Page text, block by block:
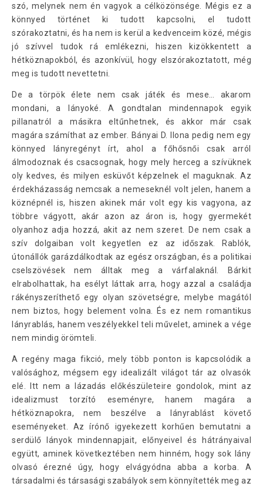
szó, melynek nem én vagyok a célközönsége. Mégis ez a
könnyed történet ki tudott kapcsolni, el tudott
szórakoztatni, és ha nem is kerül a kedvenceim közé, mégis
jó szívvel tudok rá emlékezni, hiszen kizökkentett a
hétköznapokból, és azonkívül, hogy elszórakoztatott, még
meg is tudott nevettetni.
De a törpök élete nem csak játék és mese… akarom
mondani, a lányoké. A gondtalan mindennapok egyik
pillanatról a másikra eltűnhetnek, és akkor már csak
magára számíthat az ember. Bányai D. Ilona pedig nem egy
könnyed lányregényt írt, ahol a főhősnői csak arról
álmodoznak és csacsognak, hogy mely herceg a szívüknek
oly kedves, és milyen esküvőt képzelnek el maguknak. Az
érdekházasság nemcsak a nemeseknél volt jelen, hanem a
köznépnél is, hiszen akinek már volt egy kis vagyona, az
többre vágyott, akár azon az áron is, hogy gyermekét
olyanhoz adja hozzá, akit az nem szeret. De nem csak a
szív dolgaiban volt kegyetlen ez az időszak. Rablók,
útonállók garázdálkodtak az egész országban, és a politikai
cselszövések nem álltak meg a várfalaknál. Bárkit
elrabolhattak, ha esélyt láttak arra, hogy azzal a családja
rákényszeríthető egy olyan szövetségre, melybe magától
nem biztos, hogy belement volna. És ez nem romantikus
lányrablás, hanem veszélyekkel teli művelet, aminek a vége
nem mindig örömteli.
A regény maga fikció, mely több ponton is kapcsolódik a
valósághoz, mégsem egy idealizált világot tár az olvasók
elé. Itt nem a lázadás előkészületeire gondolok, mint az
idealizmust torzító eseményre, hanem magára a
hétköznapokra, nem beszélve a lányrablást követő
eseményeket. Az írónő igyekezett korhűen bemutatni a
serdülő lányok mindennapjait, előnyeivel és hátrányaival
együtt, aminek következtében nem hinném, hogy sok lány
olvasó érezné úgy, hogy elvágyódna abba a korba. A
társadalmi és társasági szabályok sem könnyítették meg az